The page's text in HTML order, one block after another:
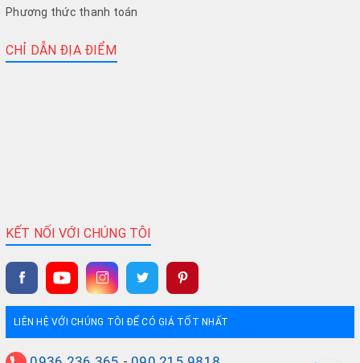
Phương thức thanh toán
CHỈ DẪN ĐỊA ĐIỂM
KẾT NỐI VỚI CHÚNG TÔI
LIÊN HỆ VỚI CHÚNG TÔI ĐỂ CÓ GIÁ TỐT NHẤT